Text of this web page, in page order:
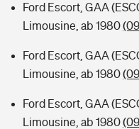
Ford Escort, GAA
Limousine, ab 1980
Ford Escort, GAA
Limousine, ab 1980
Ford Escort, GAA
Limousine, ab 1980